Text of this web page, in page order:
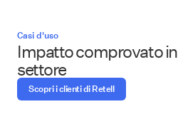
Casi d'uso
Impatto comprovato
settore
Scopri i clienti di Retell